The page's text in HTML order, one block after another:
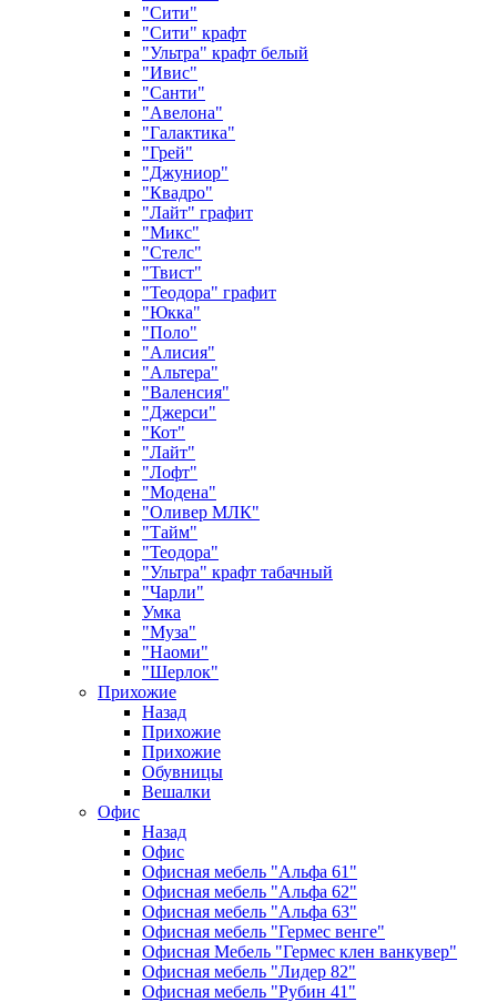
"Сити"
"Сити" крафт
"Ультра" крафт белый
"Ивис"
"Санти"
"Авелона"
"Галактика"
"Грей"
"Джуниор"
"Квадро"
"Лайт" графит
"Микс"
"Стелс"
"Твист"
"Теодора" графит
"Юкка"
"Поло"
"Алисия"
"Альтера"
"Валенсия"
"Джерси"
"Кот"
"Лайт"
"Лофт"
"Модена"
"Оливер МЛК"
"Тайм"
"Теодора"
"Ультра" крафт табачный
"Чарли"
Умка
"Муза"
"Наоми"
"Шерлок"
Прихожие
Назад
Прихожие
Прихожие
Обувницы
Вешалки
Офис
Назад
Офис
Офисная мебель "Альфа 61"
Офисная мебель "Альфа 62"
Офисная мебель "Альфа 63"
Офисная мебель "Гермес венге"
Офисная Мебель "Гермес клен ванкувер"
Офисная мебель "Лидер 82"
Офисная мебель "Рубин 41"